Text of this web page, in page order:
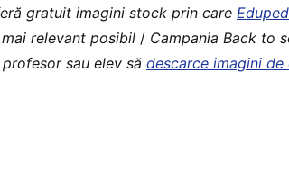
gratuit imagini stock prin care
relevant posibil / Campania Back to
sau elev să descarce imagini